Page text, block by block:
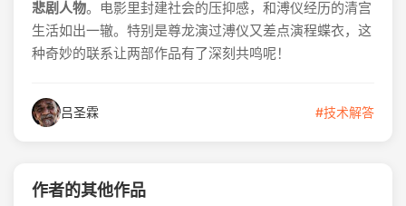
悲剧人物。电影里封建社会的压抑感，和溥仪经历的清宫
生活如出一辙。特别是尊龙演过溥仪又差点演程蝶衣，这
种奇妙的联系让两部作品有了深刻共鸣呢！
吕圣霖 #技术解答
作者的其他作品